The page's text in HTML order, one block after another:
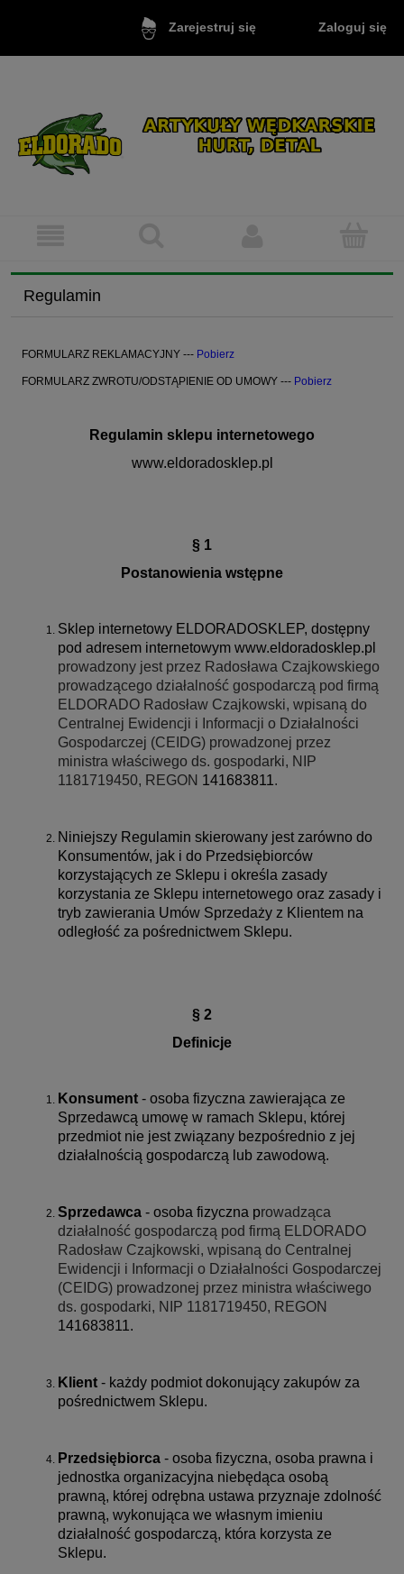
Zarejestruj się Zaloguj się
Regulamin
FORMULARZ REKLAMACYJNY --- Pobierz
FORMULARZ ZWROTU/ODSTĄPIENIE OD UMOWY --- Pobierz
Regulamin sklepu internetowego
www.eldoradosklep.pl
§ 1
Postanowienia wstępne
Sklep internetowy ELDORADOSKLEP, dostępny
pod adresem internetowym www.eldoradosklep.pl
prowadzony jest przez Radosława Czajkowskiego
prowadzącego działalność gospodarczą pod firmą
ELDORADO Radosław Czajkowski, wpisaną do
Centralnej Ewidencji i Informacji o Działalności
Gospodarczej (CEIDG) prowadzonej przez
ministra właściwego ds. gospodarki, NIP
1181719450, REGON 141683811.
Niniejszy Regulamin skierowany jest zarówno do
Konsumentów, jak i do Przedsiębiorców
korzystających ze Sklepu i określa zasady
korzystania ze Sklepu internetowego oraz zasady i
tryb zawierania Umów Sprzedaży z Klientem na
odległość za pośrednictwem Sklepu.
§ 2
Definicje
Konsument - osoba fizyczna zawierająca ze
Sprzedawcą umowę w ramach Sklepu, której
przedmiot nie jest związany bezpośrednio z jej
działalnością gospodarczą lub zawodową.
Sprzedawca - osoba fizyczna prowadząca
działalność gospodarczą pod firmą ELDORADO
Radosław Czajkowski, wpisaną do Centralnej
Ewidencji i Informacji o Działalności Gospodarczej
(CEIDG) prowadzonej przez ministra właściwego
ds. gospodarki, NIP 1181719450, REGON
141683811.
Klient - każdy podmiot dokonujący zakupów za
pośrednictwem Sklepu.
Przedsiębiorca - osoba fizyczna, osoba prawna i
jednostka organizacyjna niebędąca osobą
prawną, której odrębna ustawa przyznaje zdolność
prawną, wykonująca we własnym imieniu
działalność gospodarczą, która korzysta ze
Sklepu.